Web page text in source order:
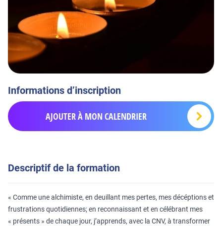
Informations d’inscription
AJOUTER À MON CALENDRIER
Descriptif de la formation
« Comme une alchimiste, en deuillant mes pertes, mes décéptions et
frustrations quotidiennes; en reconnaissant et en célébrant mes
« présents » de chaque jour, j’apprends, avec la CNV, à transformer